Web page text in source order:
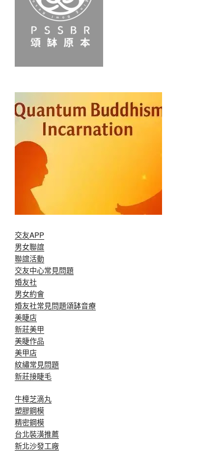
交友APP
男女聯誼
聯誼活動
交友中心常見問題
婚友社
男女約會
婚友社常見問題頌缽音療
美睫店
新莊美甲
美睫作品
美甲店
紋繡常見問題
新莊接睫毛
牛樟芝滴丸
塑膠鋼模
精密鋼模
台北裝潢推薦
新北沙發工廠